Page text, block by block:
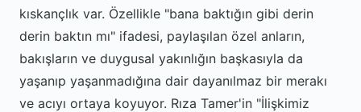
kıskançlık var. Özellikle "bana baktığın gibi derin
derin baktın mı" ifadesi, paylaşılan özel anların,
bakışların ve duygusal yakınlığın başkasıyla da
yaşanıp yaşanmadığına dair dayanılmaz bir merakı
ve acıyı ortaya koyuyor. Rıza Tamer'in "İlişkimiz